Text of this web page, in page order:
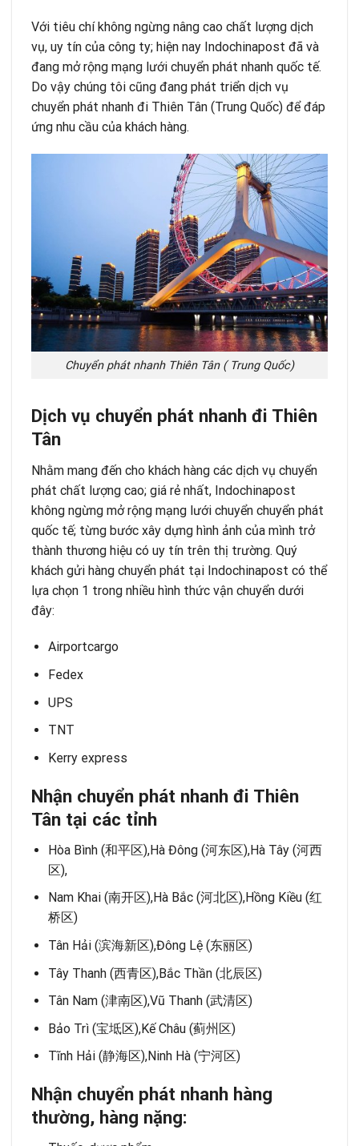
Với tiêu chí không ngừng nâng cao chất lượng dịch
vụ, uy tín của công ty; hiện nay Indochinapost đã và
đang mở rộng mạng lưới chuyển phát nhanh quốc tế.
Do vậy chúng tôi cũng đang phát triển dịch vụ
chuyển phát nhanh đi Thiên Tân (Trung Quốc) để đáp
ứng nhu cầu của khách hàng.
Chuyển phát nhanh Thiên Tân ( Trung Quốc)
Dịch vụ chuyển phát nhanh đi Thiên
Tân
Nhằm mang đến cho khách hàng các dịch vụ chuyển
phát chất lượng cao; giá rẻ nhất, Indochinapost
không ngừng mở rộng mạng lưới chuyển chuyển phát
quốc tế; từng bước xây dựng hình ảnh của mình trở
thành thương hiệu có uy tín trên thị trường. Quý
khách gửi hàng chuyển phát tại Indochinapost có thể
lựa chọn 1 trong nhiều hình thức vận chuyển dưới
đây:
Airportcargo
Fedex
UPS
TNT
Kerry express
Nhận chuyển phát nhanh đi Thiên
Tân tại các tỉnh
Hòa Bình (和平区),Hà Đông (河东区),Hà Tây (河西
区),
Nam Khai (南开区),Hà Bắc (河北区),Hồng Kiều (红
桥区)
Tân Hải (滨海新区),Đông Lệ (东丽区)
Tây Thanh (西青区),Bắc Thần (北辰区)
Tân Nam (津南区),Vũ Thanh (武清区)
Bảo Trì (宝坻区),Kế Châu (蓟州区)
Tĩnh Hải (静海区),Ninh Hà (宁河区)
Nhận chuyển phát nhanh hàng
thường, hàng nặng: